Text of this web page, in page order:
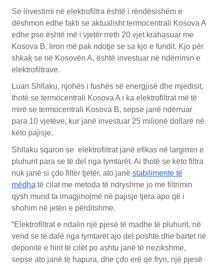
Se investimi në elektrofiltra është i rëndësishëm e
dëshmon edhe fakti se aktualisht termocentrali Kosova A
edhe pse është më i vjetër rreth 20 vjet krahasuar me
Kosova B, liron më pak ndotje se sa kjo e fundit. Kjo për
shkak se në Kosovën A, është investuar në ndërrimin e
elektrofiltrave.
Luan Shllaku, njohës i fushës së energjisë dhe mjedisit,
thotë se termocentrali Kosova A i ka elektrofiltrat më të
mirë se termocentrali Kosova B, sepse janë ndërruar
para 10 vjetëve, kur janë investuar 25 milionë dollarë në
këto pajisje.
Shllaku sqaron se elektrofiltrat janë efikas në largimin e
pluhurit para se të del nga tymtarët. Ai thotë se këto filtra
nuk janë si çdo filtër tjetër, ato janë stabilimente të
mëdha të cilat me metoda të ndryshme jo me filtrimin
qysh mund ta imagjinojmë në pajisje tjera apo që i
shohim në jetën e përditshme.
“Elektrofiltrat e ndalin një pjesë të madhe të pluhurit, në
vend se të dalë nga tymtarët ajo del poshtë dhe bartet në
deponitë e hirit të cilët po ashtu janë të rrezikshme,
sepse ato janë të hapura, dhe çdo erë që fryn, një pjesë